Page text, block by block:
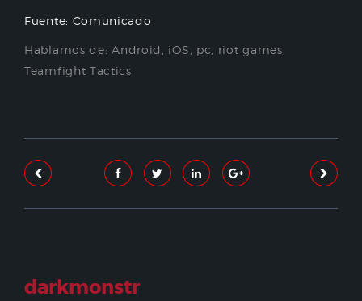
Fuente: Comunicado
Hablamos de:Android iOS pc riot games
Teamfight Tactics
darkmonstr